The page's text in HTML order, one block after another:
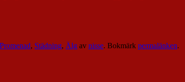
Promenad, Städning, Älg av nisse. Bokmärk permalänken.